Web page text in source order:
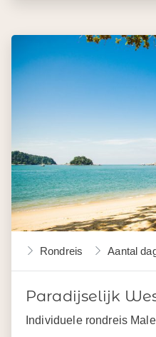
Rondreis Aantal
Paradijselijk
Individuele rondreis